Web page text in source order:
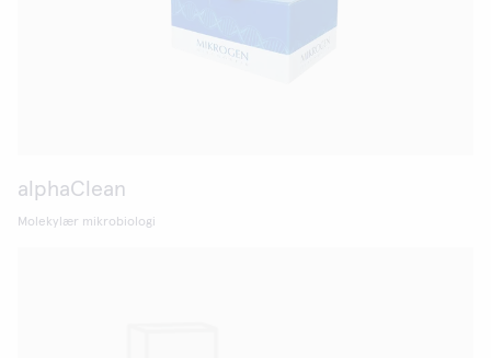
alphaClean
Molekylær mikrobiologi